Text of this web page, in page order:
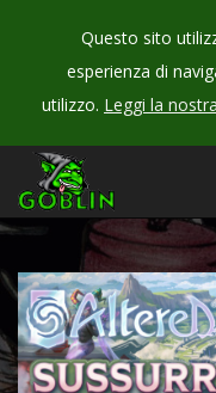
Questo sito
esperienza di
utilizzo. Leggi la